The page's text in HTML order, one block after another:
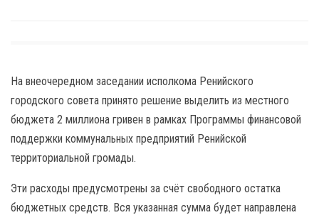
На внеочередном заседании исполкома Ренийского
городского совета принято решение выделить из местного
бюджета 2 миллиона гривен в рамках Программы финансовой
поддержки коммунальных предприятий Ренийской
территориальной громады.
Эти расходы предусмотрены за счёт свободного остатка
бюджетных средств. Вся указанная сумма будет направлена